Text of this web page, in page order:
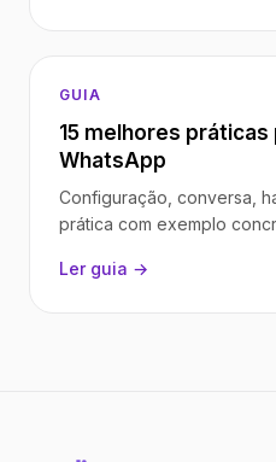
GUIA
15 melhores
WhatsApp
Configuração, conversa,
prática com exemplo
Ler guia →